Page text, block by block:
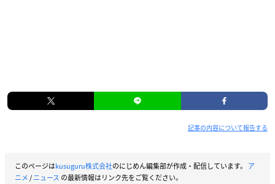
記事の内容について報告する
このページはkusuguru株式会社のにじめん編集部が作成・配信しています。 ア
ニメ/ニュース の最新情報はリンク先をご覧ください。